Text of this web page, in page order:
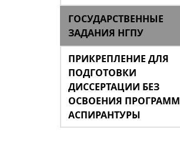
ГОСУДАРСТВЕННЫЕ
ЗАДАНИЯ НГПУ
ПРИКРЕПЛЕНИЕ ДЛЯ
ПОДГОТОВКИ
ДИССЕРТАЦИИ БЕЗ
ОСВОЕНИЯ ПРОГРАММ
АСПИРАНТУРЫ